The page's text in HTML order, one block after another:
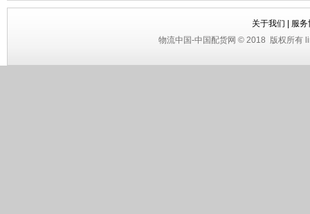
关于我们
服务
物流中国-中国配货网 © 2018 版权所有